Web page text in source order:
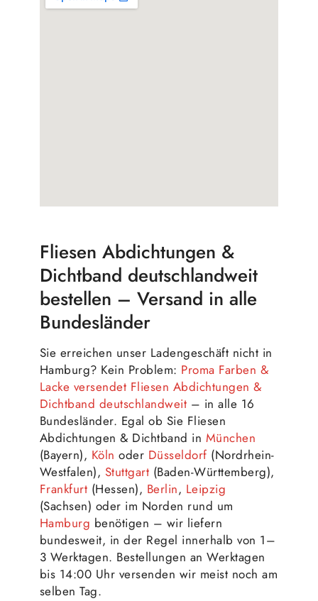
Fliesen Abdichtungen &
Dichtband deutschlandweit
bestellen – Versand in alle
Bundesländer
Sie erreichen unser Ladengeschäft nicht in
Hamburg? Kein Problem: Proma Farben &
Lacke versendet Fliesen Abdichtungen &
Dichtband deutschlandweit – in alle 16
Bundesländer. Egal ob Sie Fliesen
Abdichtungen & Dichtband in München
(Bayern), Köln oder Düsseldorf (Nordrhein-
Westfalen), Stuttgart (Baden-Württemberg),
Frankfurt (Hessen), Berlin, Leipzig
(Sachsen) oder im Norden rund um
Hamburg benötigen – wir liefern
bundesweit, in der Regel innerhalb von 1–
3 Werktagen. Bestellungen an Werktagen
bis 14:00 Uhr versenden wir meist noch am
selben Tag.